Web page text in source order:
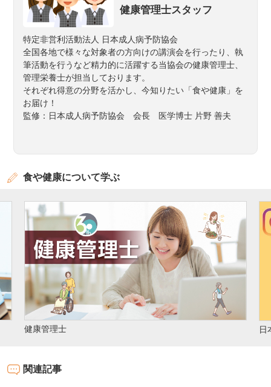
健康管理士スタッフ
特定非営利活動法人 日本成人病予防協会
全国各地で様々な対象者の方向けの講演会を行ったり、執
筆活動を行うなど精力的に活躍する当協会の健康管理士、
管理栄養士が担当しております。
それぞれ得意の分野を活かし、今知りたい「食や健康」を
お届け！
監修：日本成人病予防協会 会長 医学博士 片野 善夫
食や健康について学ぶ
日本成人病予防協会 公式Instagram 文
関連記事